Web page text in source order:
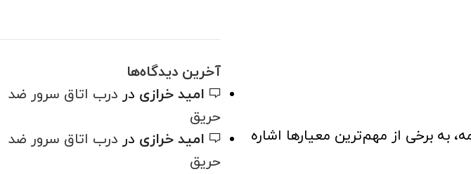
به برخی از مهم‌ترین معیارها اشاره
آخرین دیدگاه‌ها
امید خرازی در درب اتاق سرور ضد
حریق
امید خرازی در درب اتاق سرور ضد
حریق